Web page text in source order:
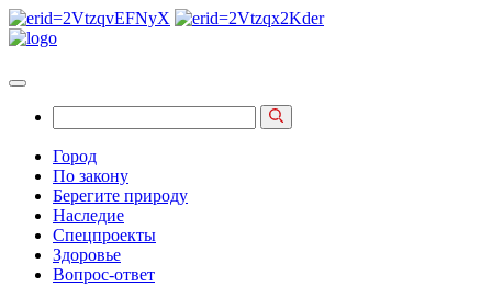
Город
По закону
Берегите природу
Наследие
Спецпроекты
Здоровье
Вопрос-ответ